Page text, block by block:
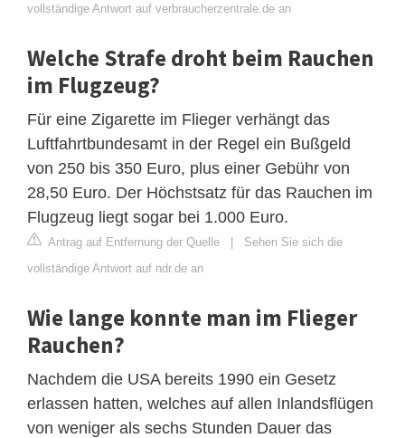
vollständige Antwort auf verbraucherzentrale.de an
Welche Strafe droht beim Rauchen
im Flugzeug?
Für eine Zigarette im Flieger verhängt das
Luftfahrtbundesamt in der Regel ein Bußgeld
von 250 bis 350 Euro, plus einer Gebühr von
28,50 Euro. Der Höchstsatz für das Rauchen im
Flugzeug liegt sogar bei 1.000 Euro.
Antrag auf Entfernung der Quelle | Sehen Sie sich die
vollständige Antwort auf ndr.de an
Wie lange konnte man im Flieger
Rauchen?
Nachdem die USA bereits 1990 ein Gesetz
erlassen hatten, welches auf allen Inlandsflügen
von weniger als sechs Stunden Dauer das